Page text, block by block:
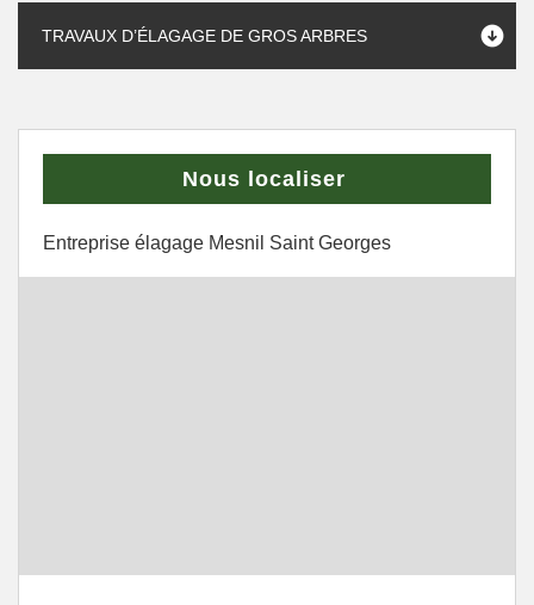
TRAVAUX D’ÉLAGAGE DE GROS ARBRES
Nous localiser
Entreprise élagage Mesnil Saint Georges